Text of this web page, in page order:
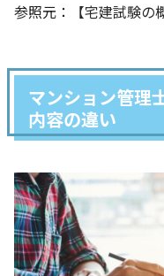
参照元：
【宅建試験の
マンション管理
内容の違い